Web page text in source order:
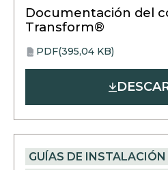
Documentación del
Transform®
PDF PDF(395,04 KB)
opens
in
GUÍAS DE INSTALACIÓN